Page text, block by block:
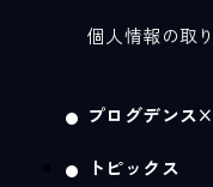
個人情報の取
プログデンス
トピックス